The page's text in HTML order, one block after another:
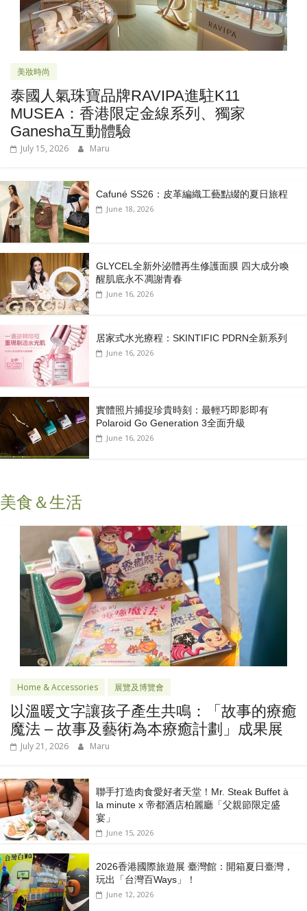
美妝時尚
泰國人氣珠寶品牌RAVIPA進駐K11
MUSEA：香港限定金線系列、獨家
Ganesha互動體驗
July 15, 2026 Maru
Cafuné SS26：皮革編織工藝點綴的夏日旅程
June 18, 2026
GLYCEL全新外泌體再生修護面膜 四大成分喚
醒肌底永不凋謝青春
June 16, 2026
居家式水光療程：SKINTIFIC PDRN全新系列
June 16, 2026
實體照片捕捉珍貴時刻：最輕巧即影即有
Polaroid Go Generation 3全面升級
June 16, 2026
美食＆生活
Home & Accessories 展覽及博覽會
以溫暖文字讓孩子產生共鳴：「故事的療癒
魔法 – 故事及藝術為本療癒計劃」成果展
July 21, 2026 Maru
聯手打造肉食愛好者天堂！Mr. Steak Buffet à
la minute x 帝都酒店柏麗廳「⽗親節限定盛
宴」
June 15, 2026
2026香港國際旅遊展 臺灣館：開箱夏日臺灣，
玩出「台灣百Ways」！
June 12, 2026